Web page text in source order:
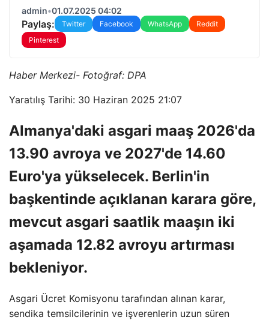
admin•01.07.2025 04:02
Paylaş: Twitter Facebook WhatsApp
Reddit
Pinterest
Haber Merkezi- Fotoğraf: DPA
Yaratılış Tarihi: 30 Haziran 2025 21:07
Almanya'daki asgari maaş 2026'da
13.90 avroya ve 2027'de 14.60
Euro'ya yükselecek. Berlin'in
başkentinde açıklanan karara göre,
mevcut asgari saatlik maaşın iki
aşamada 12.82 avroyu artırması
bekleniyor.
Asgari Ücret Komisyonu tarafından alınan karar,
sendika temsilcilerinin ve işverenlerin uzun süren